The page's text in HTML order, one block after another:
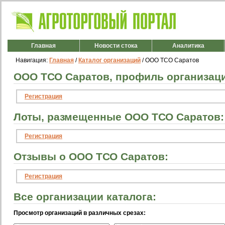
Главная Новости стока Аналитика
Навигация: Главная / Каталог организаций / ООО ТСО Саратов
ООО ТСО Саратов, профиль
Регистрация
Лоты, размещенные ООО ТСО Саратов:
Регистрация
Отзывы о ООО ТСО Саратов:
Регистрация
Все организации каталога:
Просмотр организаций в различных срезах: